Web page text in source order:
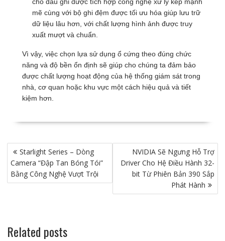
mẽ cùng với bộ ghi đệm được tối ưu hóa giúp lưu trữ
dữ liệu lâu hơn, với chất lượng hình ảnh được truy
xuất mượt và chuẩn.
Vì vậy, việc chọn lựa sử dụng ổ cứng theo đúng chức
năng và độ bền ổn định sẽ giúp cho chúng ta đảm bảo
được chất lượng hoạt động của hệ thống giám sát trong
nhà, cơ quan hoặc khu vực một cách hiệu quả và tiết
kiệm hơn.
Điều
hướng
bài
viết
Starlight Series – Dòng
Camera “Đập Tan Bóng Tói”
Bằng Công Nghệ Vượt Trội
NVIDIA Sẽ Ngưng Hỗ Trợ
Driver Cho Hệ Điều Hành 32-
bit Từ Phiên Bản 390 Sắp
Phát Hành
Related posts